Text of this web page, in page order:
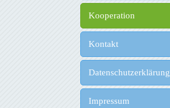
Kooperation
Kontakt
Datenschutzerklärung
Impressum